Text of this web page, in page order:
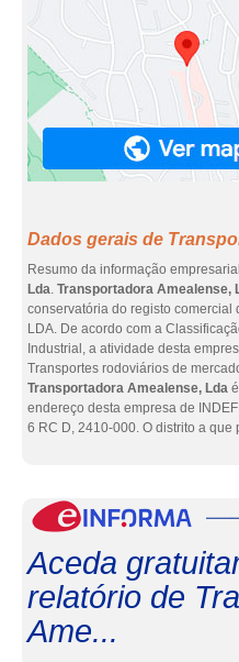
Dados gerais de
Resumo da informação
Lda. Transportadora Amealense,
conservatória do registo comercial
LDA. De acordo com a
Industrial, a atividade desta
Transportes rodoviários de
Transportadora Amealense, Lda
endereço desta empresa de
6 RC D, 2410-000. O distrito a que
Aceda
relatório de
Ame...